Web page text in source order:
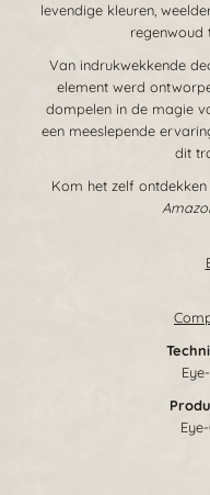
levendige kleuren,
regenwoud
Van indrukwekkende
element werd
dompelen in de magie
een meeslepende
dit
Kom het zelf